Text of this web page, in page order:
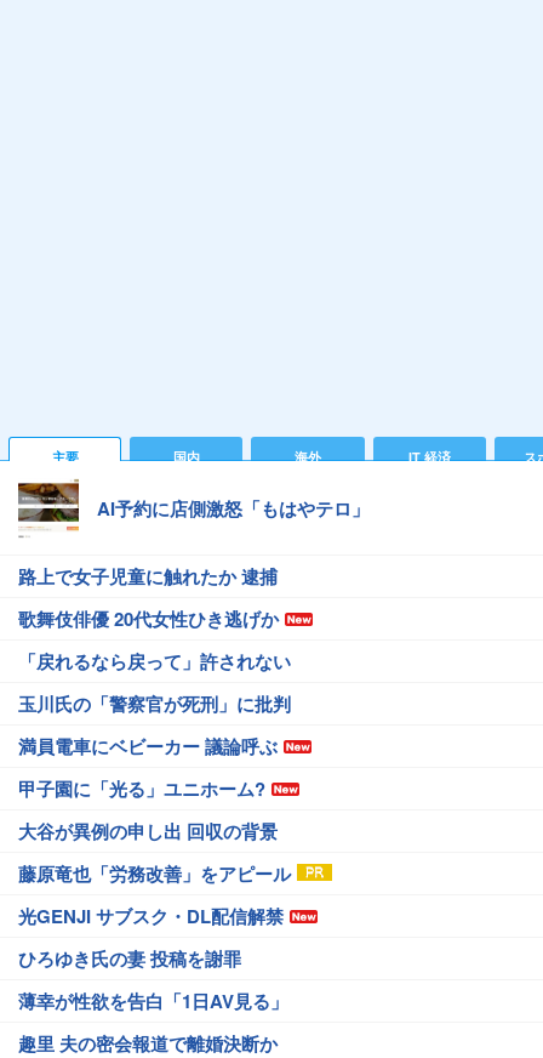
主要 国内 海外 IT 経済 ス
AI予約に店側激怒「もはやテロ」
路上で女子児童に触れたか 逮捕
歌舞伎俳優 20代女性ひき逃げか
「戻れるなら戻って」許されない
玉川氏の「警察官が死刑」に批判
満員電車にベビーカー 議論呼ぶ
甲子園に「光る」ユニホーム?
大谷が異例の申し出 回収の背景
藤原竜也「労務改善」をアピール
光GENJI サブスク・DL配信解禁
ひろゆき氏の妻 投稿を謝罪
薄幸が性欲を告白「1日AV見る」
趣里 夫の密会報道で離婚決断か